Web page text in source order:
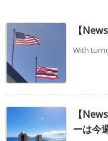
【
With
【
ーは今